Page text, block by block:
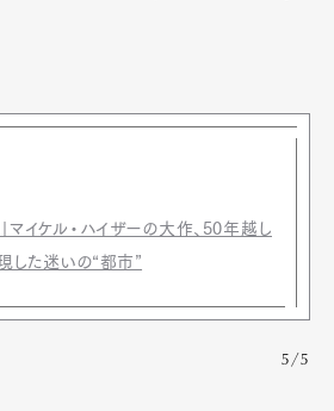
GourmetCars
Magazine
Contact
マイケル・ハイザーの大作、50年越し
た迷いの“都市”
5/5